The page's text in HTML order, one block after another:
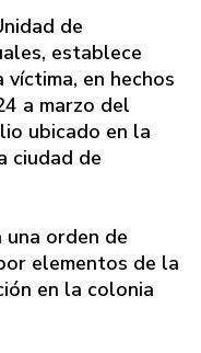
de
establece
en hechos
a marzo del
ubicado en la
ciudad de
orden de
elementos de la
en la colonia